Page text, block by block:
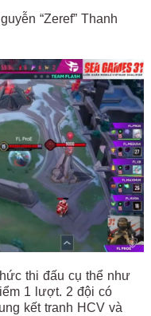
“Zeref” Thanh
thi đấu cụ thể như
1 lượt. 2 đội có
kết tranh HCV và